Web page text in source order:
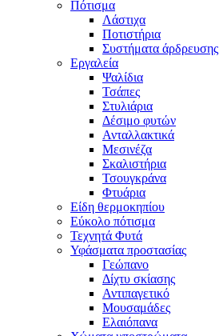
Πότισμα
Λάστιχα
Ποτιστήρια
Συστήματα άρδρευσης
Εργαλεία
Ψαλίδια
Τσάπες
Στυλιάρια
Δέσιμο φυτών
Ανταλλακτικά
Μεσινέζα
Σκαλιστήρια
Τσουγκράνα
Φτυάρια
Είδη θερμοκηπίου
Εύκολο πότισμα
Τεχνητά Φυτά
Υφάσματα προστασίας
Γεώπανο
Δίχτυ σκίασης
Αντιπαγετικό
Μουσαμάδες
Ελαιόπανα